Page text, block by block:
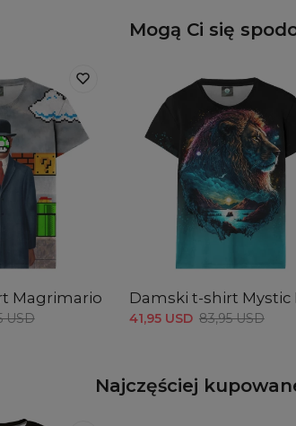
Mogą Ci się
Magrimario
USD
Damski t-shirt Mystic
41,95 USD 83,95 USD
Najczęściej